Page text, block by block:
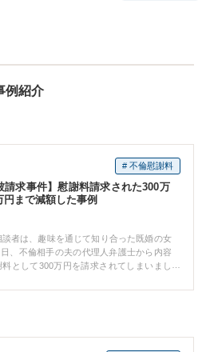
。どんなお悩みで
スあり】
例紹介
# 不倫慰謝料
請求事件】慰謝料請求された300万
円まで減額した事例
談者は、趣味を通じて知り合った既婚の女
、不倫相手の夫の代理人弁護士から内容
として300万円を請求されてしまいまし
。 【解決の過程と結果】 ご依頼後、相手
手側夫婦の婚姻関係は破綻していまし